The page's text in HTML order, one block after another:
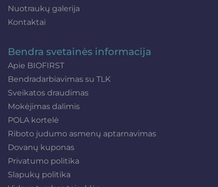
Nuotraukų galerija
Kontaktai
Bendra svetainės informacija
Apie BIOFIRST
Bendradarbiavimas su TLK
Sveikatos draudimas
Mokėjimas dalimis
POLA kortelė
Riboto judumo asmenų aptarnavimas
Dovanų kuponas
Privatumo politika
Slapukų politika